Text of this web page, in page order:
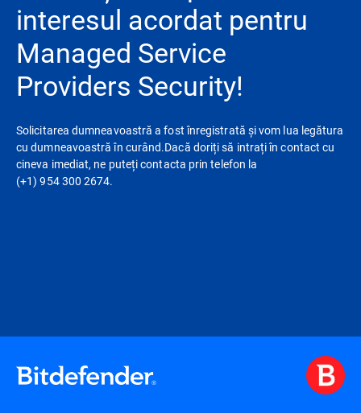
interesul acordat pentru
Managed Service
Providers Security!
Solicitarea dumneavoastră a fost înregistrată și vom lua legătura
cu dumneavoastră în curând.Dacă doriți să intrați în contact cu
cineva imediat, ne puteți contacta prin telefon la
(+1) 954 300 2674.